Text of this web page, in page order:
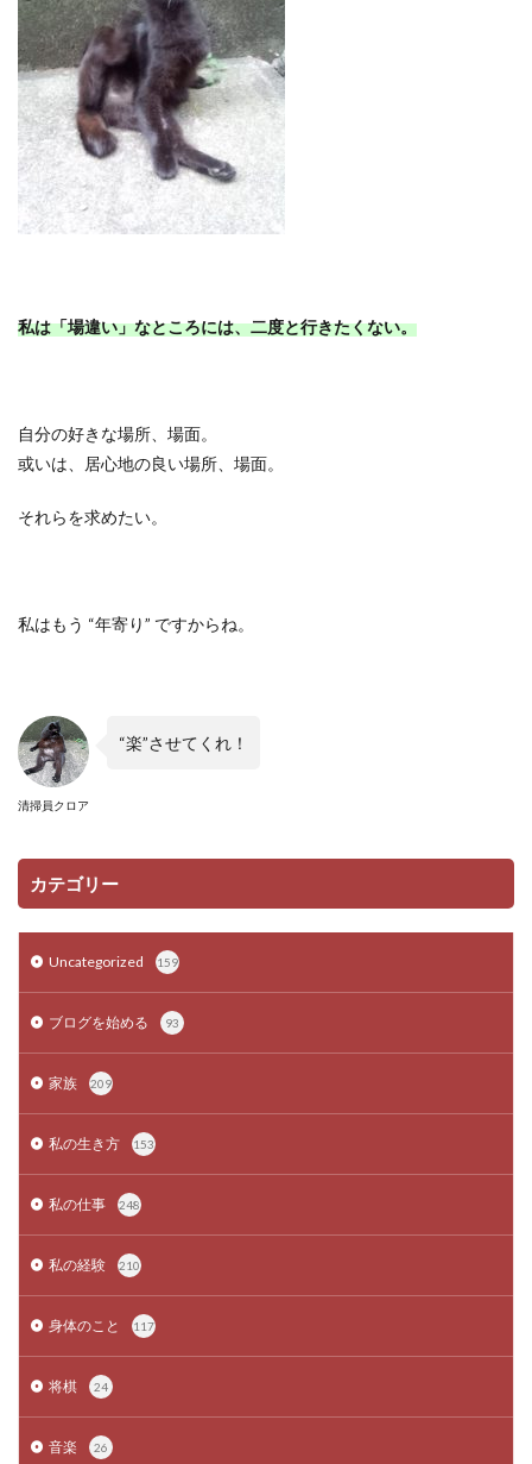
私は「場違い」なところには、二度と行きたくない。
自分の好きな場所、場面。
或いは、居心地の良い場所、場面。
それらを求めたい。
私はもう “年寄り” ですからね。
清掃員クロア
“楽”させてくれ！
カテゴリー
Uncategorized 159
ブログを始める 93
家族 209
私の生き方 153
私の仕事 248
私の経験 210
身体のこと 117
将棋 24
音楽 26